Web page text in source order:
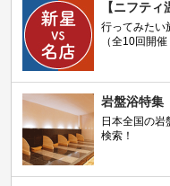
【ニフティ
行ってみたい
（全10回開
岩盤浴特集
日本全国の岩
検索！